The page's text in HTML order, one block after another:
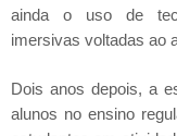
ainda o uso de
imersivas voltadas ao
Dois anos depois, a
alunos no ensino